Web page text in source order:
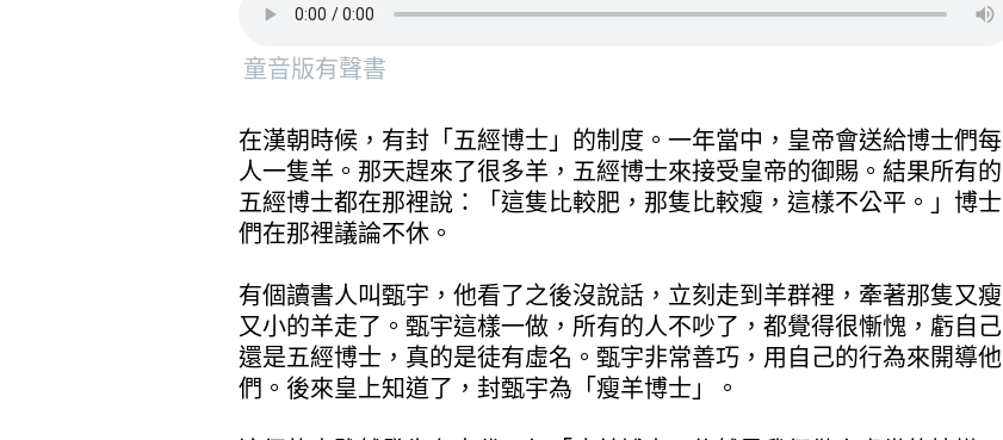
童音版有聲書
在漢朝時候，有封「五經博士」的制度。一年當中，皇帝會送給博士們每
人一隻羊。那天趕來了很多羊，五經博士來接受皇帝的御賜。結果所有的
五經博士都在那裡說：「這隻比較肥，那隻比較瘦，這樣不公平。」博士
們在那裡議論不休。
有個讀書人叫甄宇，他看了之後沒說話，立刻走到羊群裡，牽著那隻又瘦
又小的羊走了。甄宇這樣一做，所有的人不吵了，都覺得很慚愧，虧自己
還是五經博士，真的是徒有虛名。甄宇非常善巧，用自己的行為來開導他
們。後來皇上知道了，封甄宇為「瘦羊博士」。